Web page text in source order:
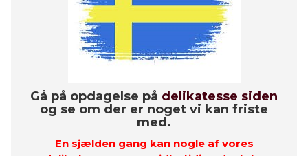
Gå på opdagelse på delikatesse siden
og se om der er noget vi kan friste
med.
En sjælden gang kan nogle af vores